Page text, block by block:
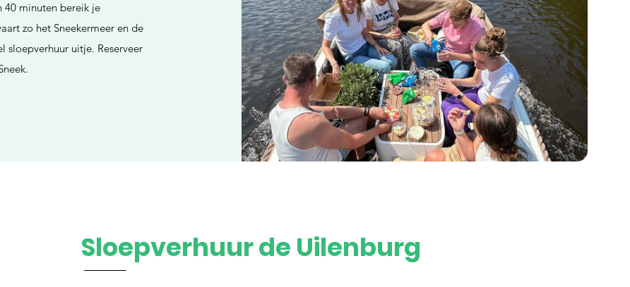
40 minuten bereik je
zo het Sneekermeer en de
sloepverhuur uitje. Reserveer
Sloepverhuur de Uilenburg